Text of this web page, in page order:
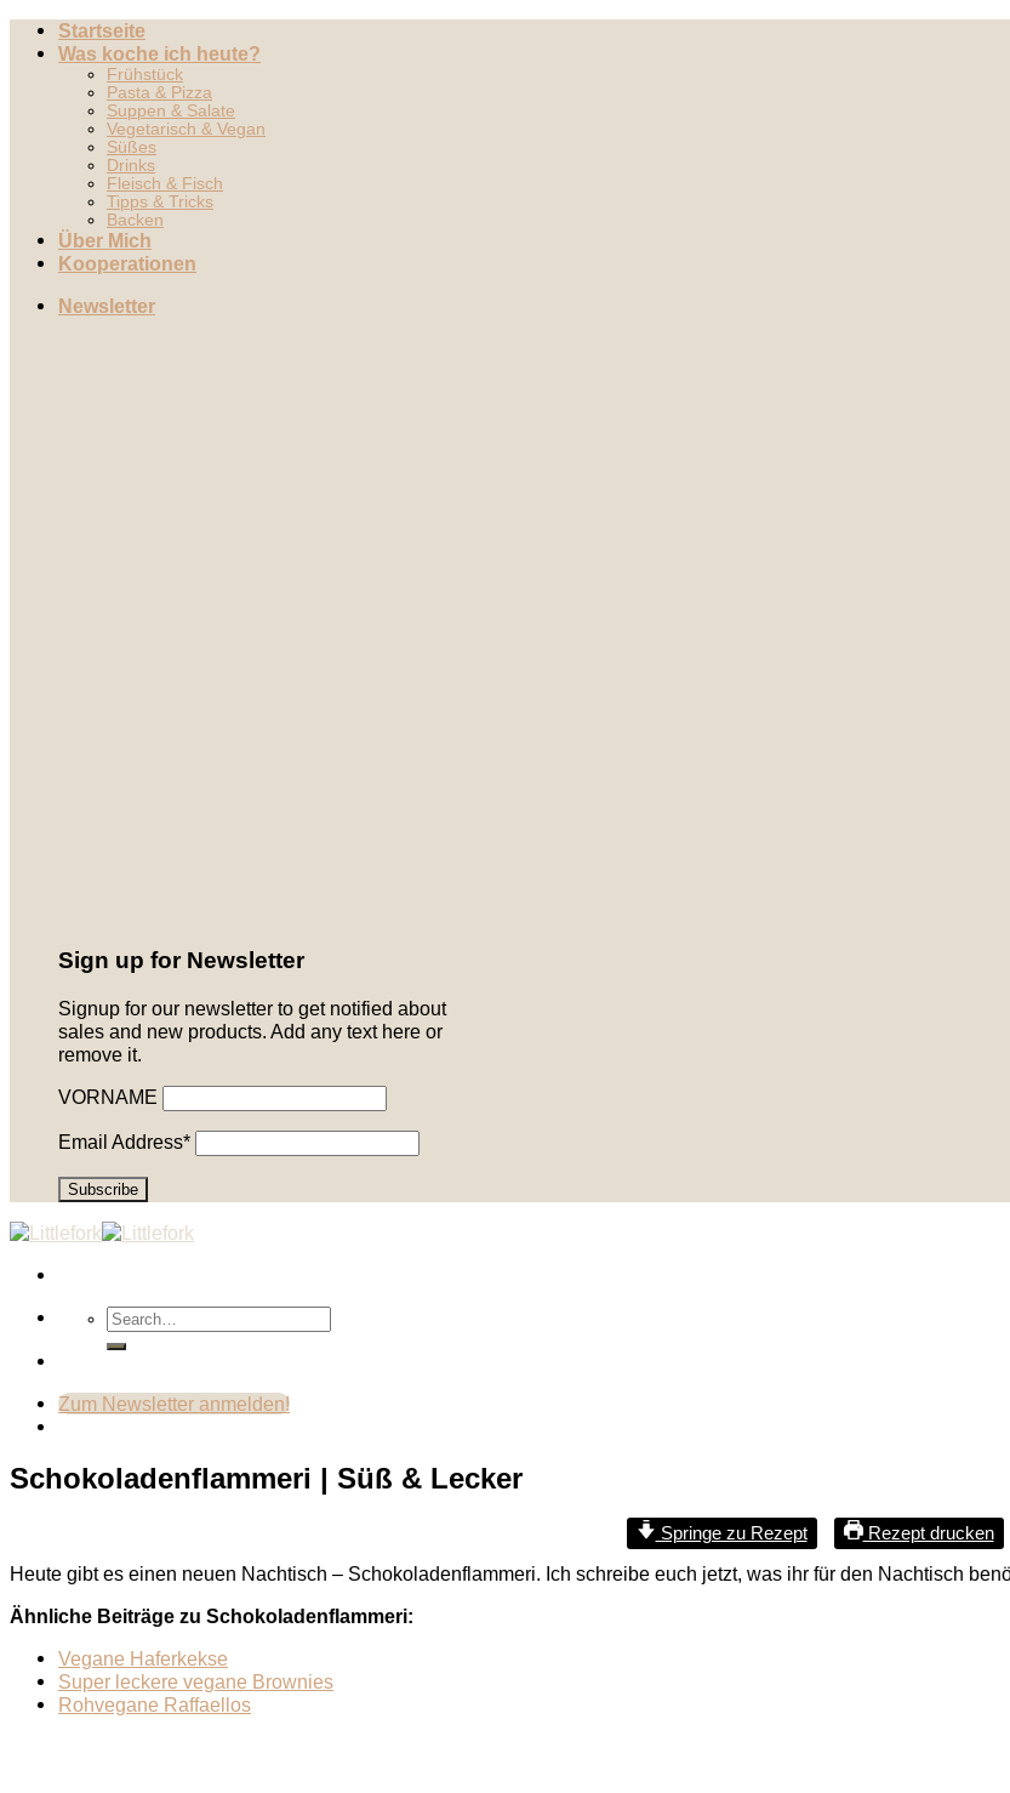
Zum
Inhalt
Startseite
Was koche ich heute?
Frühstück
Pasta & Pizza
Suppen & Salate
Vegetarisch & Vegan
Süßes
Drinks
Fleisch & Fisch
Tipps & Tricks
Backen
Über Mich
Kooperationen
Newsletter
Sign up for Newsletter
Signup for our newsletter to get notified about
sales and new products. Add any text here or
remove it.
VORNAME
Email Address*
Zum Newsletter anmelden!
Schokoladenflammeri | Süß & Lecker
Springe zu Rezept Rezept drucken
Heute gibt es einen neuen Nachtisch – Schokoladenflammeri. Ich schreibe euch jetzt, was ihr für den Nachtisch
Ähnliche Beiträge zu Schokoladenflammeri:
Vegane Haferkekse
Super leckere vegane Brownies
Rohvegane Raffaellos